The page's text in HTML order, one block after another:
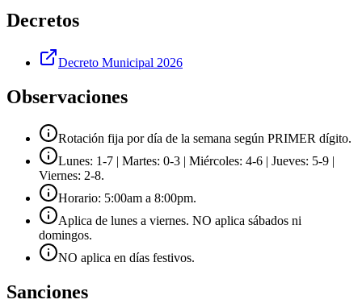
Decretos
Decreto Municipal 2026
Observaciones
Rotación fija por día de la semana según PRIMER dígito.
Lunes: 1-7 | Martes: 0-3 | Miércoles: 4-6 | Jueves: 5-9 |
Viernes: 2-8.
Horario: 5:00am a 8:00pm.
Aplica de lunes a viernes. NO aplica sábados ni
domingos.
NO aplica en días festivos.
Sanciones